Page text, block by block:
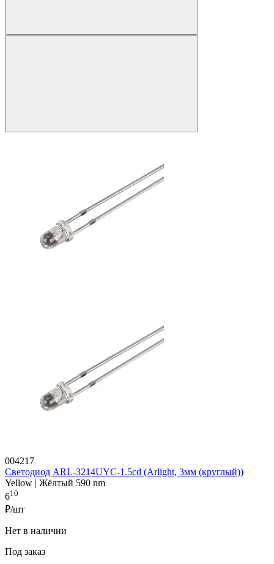
004217
Светодиод ARL-3214UYC-1.5cd (Arlight, 3мм (круглый))
Yellow | Жёлтый 590 nm
610
₽/шт
Нет в наличии
Под заказ